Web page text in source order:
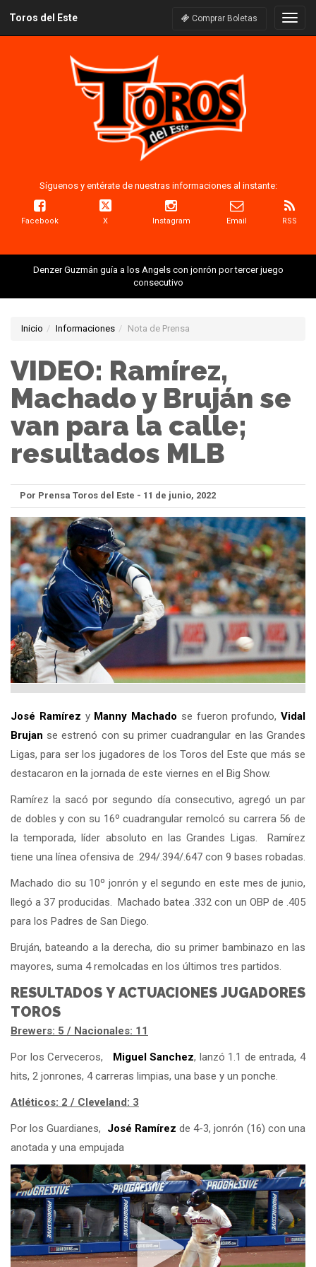
Toros del Este Comprar Boletas
Síguenos y entérate de nuestras informaciones al instante:
Facebook X Instagram Email RSS
Denzer Guzmán guía a los Angels con jonrón por tercer juego
consecutivo
Inicio Informaciones Nota de Prensa
VIDEO: Ramírez,
Machado y Bruján se
van para la calle;
resultados MLB
Por Prensa Toros del Este - 11 de junio, 2022
José Ramírez y Manny Machado se fueron profundo, Vidal
Brujan se estrenó con su primer cuadrangular en las Grandes
Ligas, para ser los jugadores de los Toros del Este que más se
destacaron en la jornada de este viernes en el Big Show.
Ramírez la sacó por segundo día consecutivo, agregó un par
de dobles y con su 16º cuadrangular remolcó su carrera 56 de
la temporada, líder absoluto en las Grandes Ligas. Ramírez
tiene una línea ofensiva de .294/.394/.647 con 9 bases robadas.
Machado dio su 10º jonrón y el segundo en este mes de junio,
llegó a 37 producidas. Machado batea .332 con un OBP de .405
para los Padres de San Diego.
Bruján, bateando a la derecha, dio su primer bambinazo en las
mayores, suma 4 remolcadas en los últimos tres partidos.
RESULTADOS Y ACTUACIONES JUGADORES
TOROS
Brewers: 5 / Nacionales: 11
Por los Cerveceros, Miguel Sanchez, lanzó 1.1 de entrada, 4
hits, 2 jonrones, 4 carreras limpias, una base y un ponche.
Atléticos: 2 / Cleveland: 3
Por los Guardianes, José Ramírez de 4-3, jonrón (16) con una
anotada y una empujada